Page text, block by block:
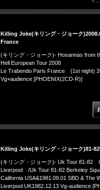
Killing Joke(キリング・ジョーク
France
(キリング・ジョーク)- Hosannas from
Hell European Tour 2008
Le Trabendo Paris France (1st night)
Vg+audience [PHOENIX(2CD-R)]
Killing Joke(キリング・ジョーク)81-
(キリング・ジョーク)- Uk Tour 81-82
Liverpool /Uk Tour 81-82 Berkeley
California USA&1981.09.01 SBD & The
Liverpool UK1982.12.13 Vg-audience